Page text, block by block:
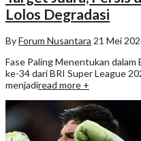
Lolos Degradasi
ByForum Nusantara 21 Mei
Fase Paling Menentukan
ke-34 dari BRI Super League
menjadiread more +